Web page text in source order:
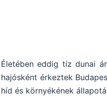
Életében eddig tíz dunai
hajósként érkeztek
híd és környékének